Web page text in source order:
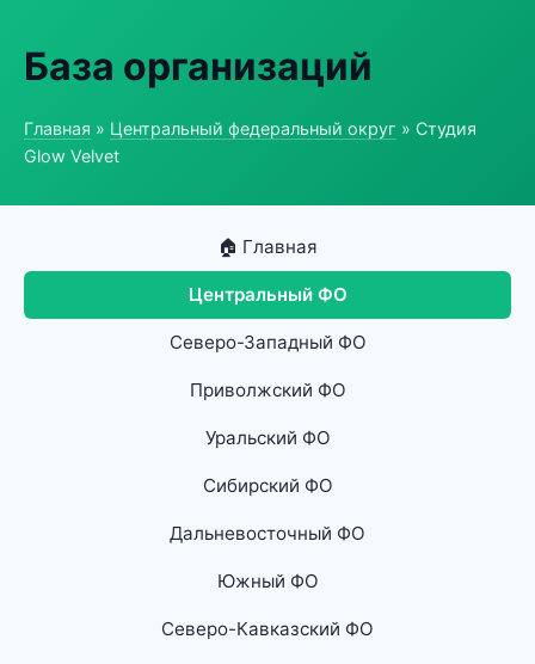
База организаций
Главная » Центральный федеральный округ » Студия
Glow Velvet
🏠 Главная
Центральный ФО
Северо-Западный ФО
Приволжский ФО
Уральский ФО
Сибирский ФО
Дальневосточный ФО
Южный ФО
Северо-Кавказский ФО